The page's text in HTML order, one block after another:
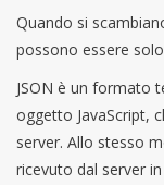
Quando si
possono essere
JSON è un formato
oggetto JavaScript,
server. Allo stesso
ricevuto dal server